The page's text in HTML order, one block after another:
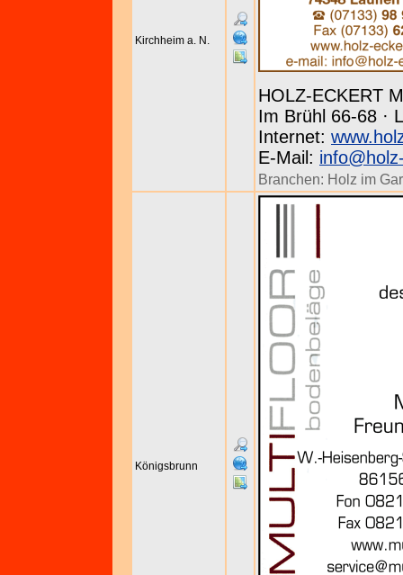
Kirchheim a. N.
HOLZ-ECKERT
Im Brühl 66-68 ·
Internet:
E-Mail:
Branchen: Holz im
Königsbrunn